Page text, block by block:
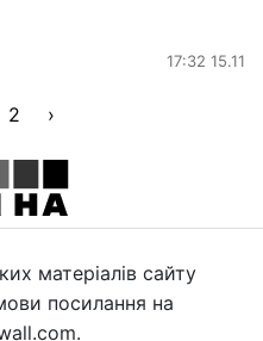
17:32 15.11
2 ›
матеріалів сайту
посилання на